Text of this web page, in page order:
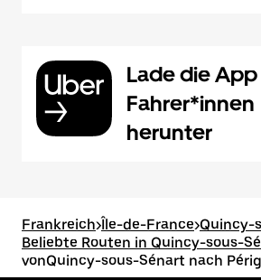
Lade die
Fahrer*innen
herunter
Frankreich>Île-de-France>Quincy-
Beliebte Routen in Quincy-sous-
vonQuincy-sous-Sénart nach